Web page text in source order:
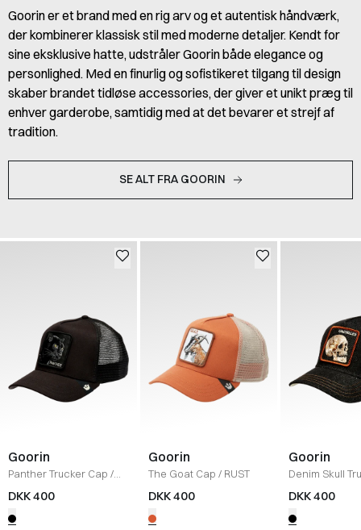
Goorin er et brand med en rig arv og et autentisk håndværk,
der kombinerer klassisk stil med moderne detaljer. Kendt for
sine eksklusive hatte, udstråler Goorin både elegance og
personlighed. Med en finurlig og sofistikeret tilgang til design
skaber brandet tidløse accessories, der giver et unikt præg til
enhver garderobe, samtidig med at det bevarer et strejf af
tradition.
SE ALT FRA GOORIN
Goorin
Panther Trucker Cap /
BLACK/BLACK
DKK 400
Goorin
The Goat Cap / RUST
DKK 400
Goorin
Denim Skull
/DARK DENIM
DKK 400